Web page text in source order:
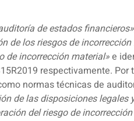
de estados financieros»
de los riesgos de
de incorrección material»e
respectivamente. Por
normas técnicas de
de las disposiciones legales
del riesgo de